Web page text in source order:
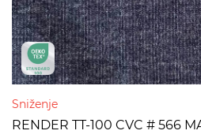
Sniženje
RENDER TT-100 CVC # 566